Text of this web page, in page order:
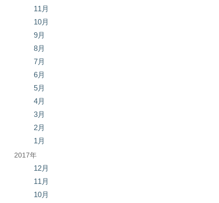
11月
10月
9月
8月
7月
6月
5月
4月
3月
2月
1月
2017年
12月
11月
10月